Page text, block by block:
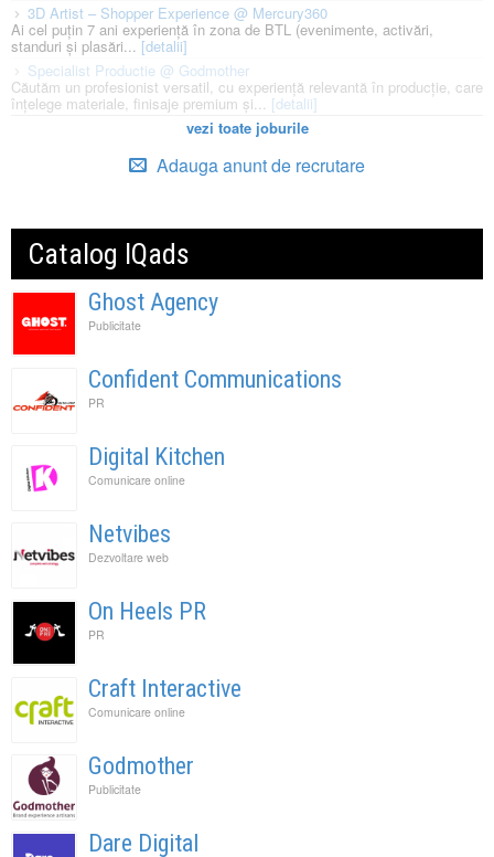
3D Artist – Shopper Experience @ Mercury360
Ai cel puțin 7 ani experiență în zona de BTL (evenimente, activări,
standuri și plasări...[detalii]
Specialist Productie @ Godmother
Căutăm un profesionist versatil, cu experiență relevantă în producție, care
înțelege materiale, finisaje premium și... [detalii]
vezi toate joburile
Adauga anunt de recrutare
Catalog IQads
Ghost Agency
Publicitate
Confident Communications
PR
Digital Kitchen
Comunicare online
Netvibes
Dezvoltare web
On Heels PR
PR
Craft Interactive
Comunicare online
Godmother
Publicitate
Dare Digital